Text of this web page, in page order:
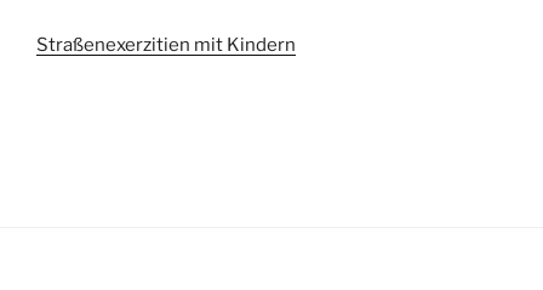
Straßenexerzitien mit Kindern